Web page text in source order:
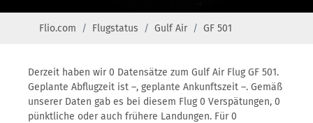
Flio.com Flugstatus Gulf Air GF 501
Derzeit haben wir 0 Datensätze zum Gulf Air Flug GF 501.
Geplante Abflugzeit ist –, geplante Ankunftszeit –. Gemäß
unserer Daten gab es bei diesem Flug 0 Verspätungen, 0
pünktliche oder auch frühere Landungen. Für 0